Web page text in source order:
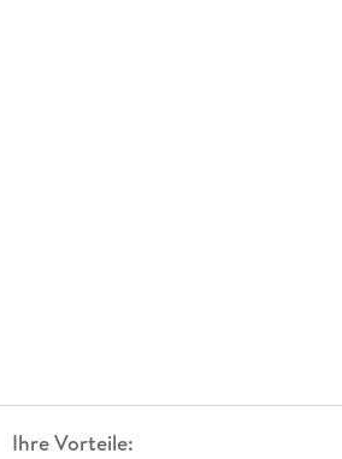
Ihre Vorteile: